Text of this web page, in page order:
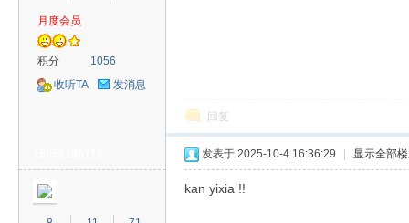
月度会员
积分
1056
收听TA
发消息
回复
发表于 2025-10-4 16:36:29 显示全部
kan yixia !!